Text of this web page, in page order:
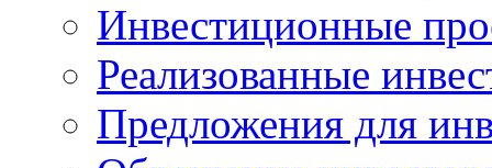
Инвестиционные
Реализованные
Предложения для